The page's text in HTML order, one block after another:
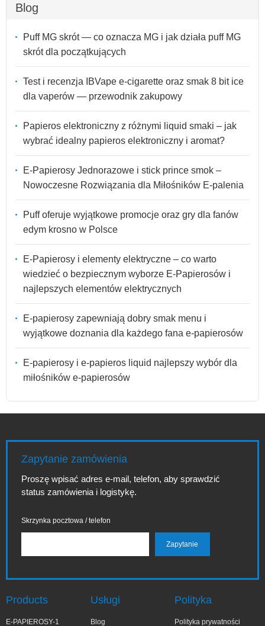
Blog
Puff MG skrót — co oznacza MG i jak działa puff MG
skrót dla początkujących
Test i recenzja IBVape e-cigarette oraz smak 8 bit ice
dla vaperów — przewodnik zakupowy
Papieros elektroniczny z różnymi liquid smaki – jak
wybrać idealny papieros elektroniczny i aromat?
E-Papierosy Jednorazowe i stick prince smok –
Nowoczesne Rozwiązania dla Miłośników E-palenia
Puff oferuje wyjątkowe promocje oraz gry dla fanów
edym krosno w Polsce
E-Papierosy i elementy elektryczne – co warto
wiedzieć o bezpiecznym wyborze E-Papierosów i
najlepszych elementów elektrycznych
E-papierosy zapewniają dobry smak menu i
wyjątkowe doznania dla każdego fana e-papierosów
E-papierosy i e-papieros liquid najlepszy wybór dla
miłośników e-papierosów
Zapytanie zamówienia
Proszę wpisać adres e-mail, telefon, aby sprawdzić
status zamówienia i logistykę.
Skrzynka pocztowa / telefon
Products
E-PAPIEROSY-1
Usługi
Blog
Polityka
Polityka prywatności